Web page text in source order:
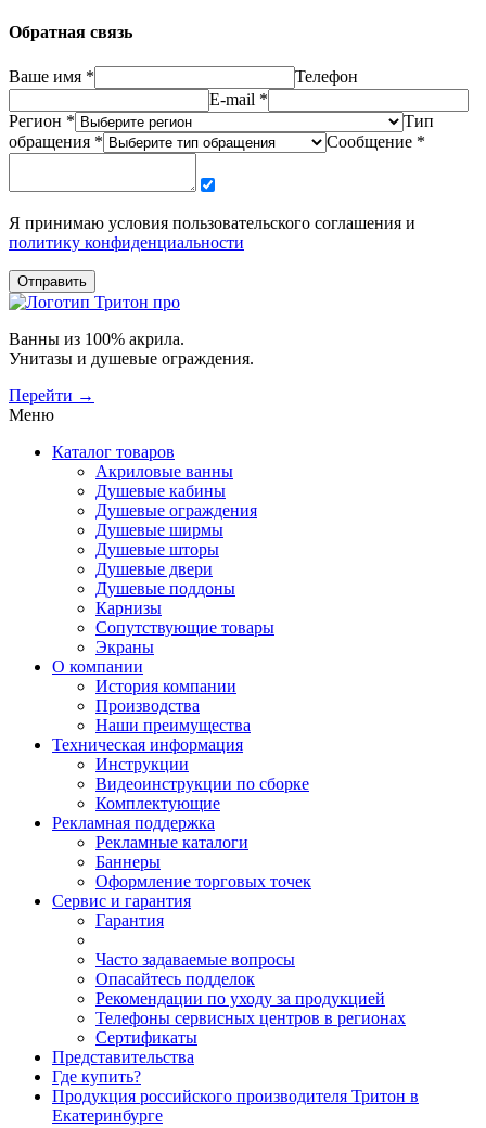
Обратная связь
Ваше имя *
Телефон
E-mail *
Регион *
Тип
обращения *
Сообщение *
Я принимаю условия пользовательского соглашения и
политику конфиденциальности
Отправить
Ванны из 100% акрила.
Унитазы и душевые ограждения.
Перейти →
Меню
Каталог товаров
Акриловые ванны
Душевые кабины
Душевые ограждения
Душевые ширмы
Душевые шторы
Душевые двери
Душевые поддоны
Карнизы
Сопутствующие товары
Экраны
О компании
История компании
Производства
Наши преимущества
Техническая информация
Инструкции
Видеоинструкции по сборке
Комплектующие
Рекламная поддержка
Рекламные каталоги
Баннеры
Оформление торговых точек
Сервис и гарантия
Гарантия
Часто задаваемые вопросы
Опасайтесь подделок
Рекомендации по уходу за продукцией
Телефоны сервисных центров в регионах
Сертификаты
Представительства
Где купить?
Продукция российского производителя Тритон в
Екатеринбурге